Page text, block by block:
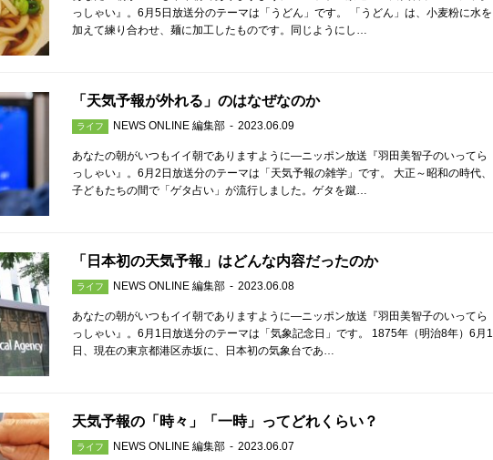
っしゃい』。6月5日放送分のテーマは「うどん」です。 「うどん」は、小麦粉に水を
加えて練り合わせ、麺に加工したものです。同じようにし…
「天気予報が外れる」のはなぜなのか
ライフ NEWS ONLINE 編集部 2023.06.09
あなたの朝がいつもイイ朝でありますように—ニッポン放送『羽田美智子のいってら
っしゃい』。6月2日放送分のテーマは「天気予報の雑学」です。 大正～昭和の時代、
子どもたちの間で「ゲタ占い」が流行しました。ゲタを蹴…
「日本初の天気予報」はどんな内容だったのか
ライフ NEWS ONLINE 編集部 2023.06.08
あなたの朝がいつもイイ朝でありますように—ニッポン放送『羽田美智子のいってら
っしゃい』。6月1日放送分のテーマは「気象記念日」です。 1875年（明治8年）6月1
日、現在の東京都港区赤坂に、日本初の気象台であ…
天気予報の「時々」「一時」ってどれくらい？
ライフ NEWS ONLINE 編集部 2023.06.07